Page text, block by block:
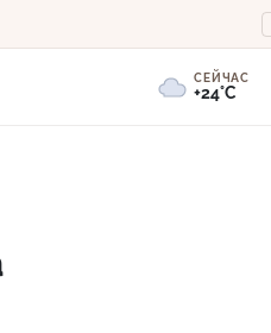
СЕЙЧАС
+24°C